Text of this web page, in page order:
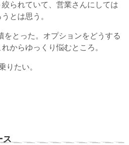
られていて、営業さんにしては
とは思う。
とった。オプションをどうする
からゆっくり悩むところ。
りたい。
ス